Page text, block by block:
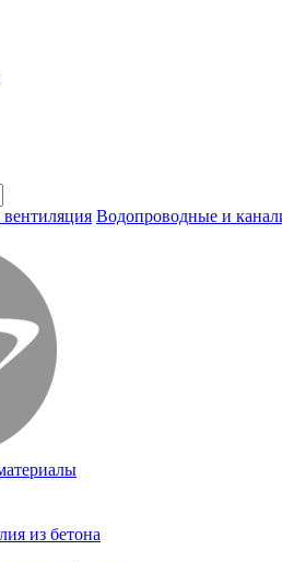
Водопроводные и
из бетона